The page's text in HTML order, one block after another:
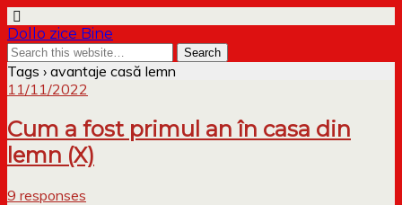
Dollo zice Bine
Tags › avantaje casă lemn
11/11/2022
Cum a fost primul an în casa din
lemn (X)
9 responses